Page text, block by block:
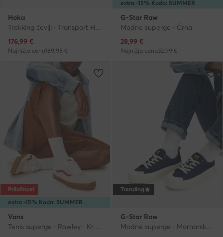
Hoka
Trenutna cena
176,99 €
Najnižja cena189,95 €
extra -15% Koda: SUMMER
G-Star Raw
Modne superge · Črna
Trenutna cena
28,99 €
Najnižja cena32,99 €
extra -15% Koda: SUMMER
Priložnost
Vans
Tenis superge · Rowley · Kremna
Trending
G-Star Raw
Modne superge · Mornarsko modra